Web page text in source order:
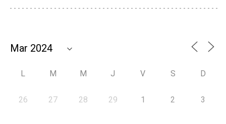
L M M J V S D
26 27 28 29 1 2 3